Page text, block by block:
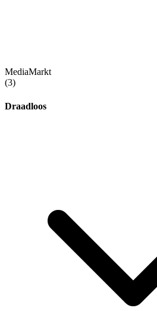
MediaMarkt
(3)
Draadloos